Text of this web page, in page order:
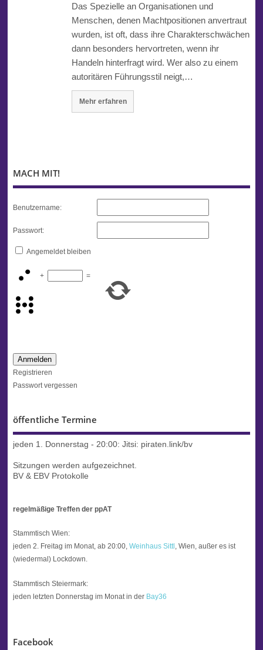
Das Spezielle an Organisationen und
Menschen, denen Machtpositionen anvertraut
wurden, ist oft, dass ihre Charakterschwächen
dann besonders hervortreten, wenn ihr
Handeln hinterfragt wird. Wer also zu einem
autoritären Führungsstil neigt,…
Mehr erfahren
MACH MIT!
Benutzername:
Passwort:
Angemeldet bleiben
+ =
Anmelden
Registrieren
Passwort vergessen
öffentliche Termine
jeden 1. Donnerstag - 20:00: Jitsi: piraten.link/bv
Sitzungen werden aufgezeichnet.
BV & EBV Protokolle
regelmäßige Treffen der ppAT
Stammtisch Wien:
jeden 2. Freitag im Monat, ab 20:00, Weinhaus Sittl , Wien, außer es ist
(wiedermal) Lockdown.
Stammtisch Steiermark:
jeden letzten Donnerstag im Monat in der Bay36
Facebook